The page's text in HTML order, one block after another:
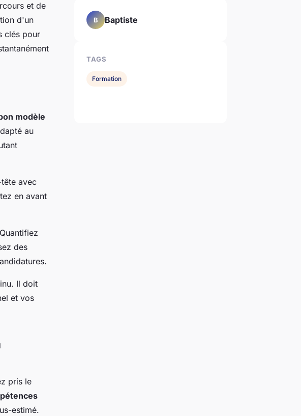
et de
d'un
clés pour
modèle
au
avec
en avant
des
Il doit
et vos
pris le
estimé.
B Baptiste
TAGS
Formation